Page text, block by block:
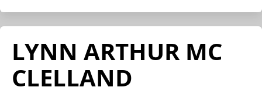
LYNN ARTHUR MC
CLELLAND